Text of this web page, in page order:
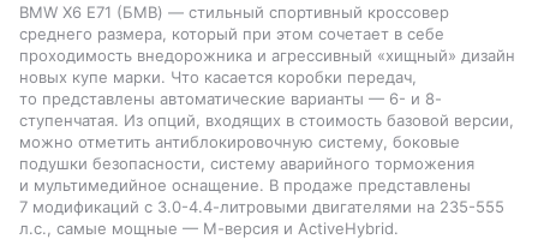
BMW X6 E71 (БМВ) — стильный спортивный кроссовер
среднего размера, который при этом сочетает в себе
проходимость внедорожника и агрессивный «хищный» дизайн
новых купе марки. Что касается коробки передач,
то представлены автоматические варианты — 6- и 8-
ступенчатая. Из опций, входящих в стоимость базовой версии,
можно отметить антиблокировочную систему, боковые
подушки безопасности, систему аварийного торможения
и мультимедийное оснащение. В продаже представлены
7 модификаций с 3.0-4.4-литровыми двигателями на 235-555
л.с., самые мощные — М-версия и ActiveHybrid.